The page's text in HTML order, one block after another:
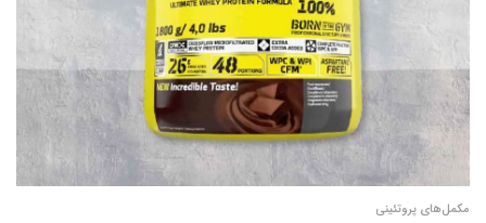
مکمل‌های پروتئینی